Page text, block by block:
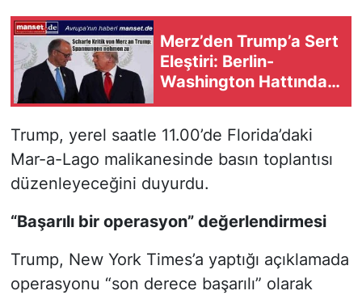
Merz’den Trump’a Sert
Eleştiri: Berlin-
Washington Hattında
Gerilim
Trump, yerel saatle 11.00’de Florida’daki
Mar-a-Lago malikanesinde basın toplantısı
düzenleyeceğini duyurdu.
“Başarılı bir operasyon” değerlendirmesi
Trump, New York Times’a yaptığı açıklamada
operasyonu “son derece başarılı” olarak